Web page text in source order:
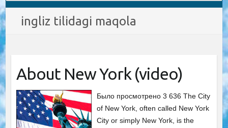
ingliz tilidagi maqola
About New York (video)
Было просмотрено 3 636 The City
of New York, often called New York
City or simply New York, is the